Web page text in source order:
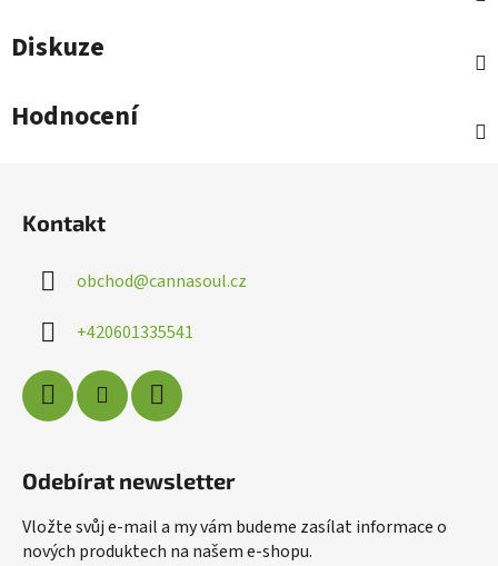
Diskuze
Hodnocení
Kontakt
obchod@cannasoul.cz
+420601335541
Odebírat newsletter
Vložte svůj e-mail a my vám budeme zasílat informace o
nových produktech na našem e-shopu.